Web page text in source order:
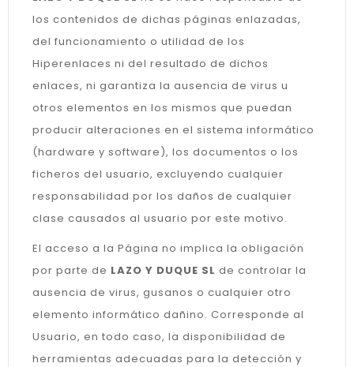
los contenidos de dichas páginas enlazadas,
del funcionamiento o utilidad de los
Hiperenlaces ni del resultado de dichos
enlaces, ni garantiza la ausencia de virus u
otros elementos en los mismos que puedan
producir alteraciones en el sistema informático
(hardware y software), los documentos o los
ficheros del usuario, excluyendo cualquier
responsabilidad por los daños de cualquier
clase causados al usuario por este motivo.
El acceso a la Página no implica la obligación
por parte de LAZO Y DUQUE SL de controlar la
ausencia de virus, gusanos o cualquier otro
elemento informático dañino. Corresponde al
Usuario, en todo caso, la disponibilidad de
herramientas adecuadas para la detección y